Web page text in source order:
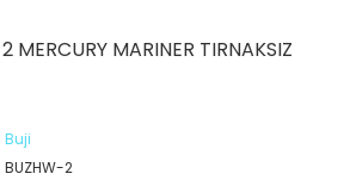
MERCURY MARINER TIRNAKSIZ
Buji
BUZHW-2